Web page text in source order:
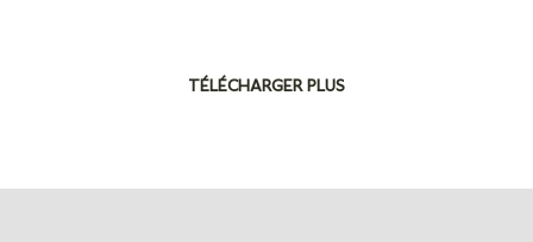
TÉLÉCHARGER PLUS